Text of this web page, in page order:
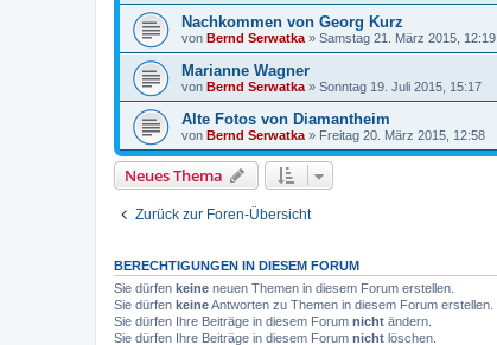
Nachkommen von Georg Kurz
von Bernd Serwatka » Samstag 21. März 2015, 12:19
Marianne Wagner
von Bernd Serwatka » Sonntag 19. Juli 2015, 15:17
Alte Fotos von Diamantheim
von Bernd Serwatka » Freitag 20. März 2015, 12:58
Neues Thema
Zurück zur Foren-Übersicht
BERECHTIGUNGEN IN DIESEM FORUM
Sie dürfen keine neuen Themen in diesem Forum erstellen.
Sie dürfen keineAntworten zu Themen in diesem Forum erstellen.
Sie dürfen Ihre Beiträge in diesem Forum nicht ändern.
Sie dürfen Ihre Beiträge in diesem Forum nicht löschen.